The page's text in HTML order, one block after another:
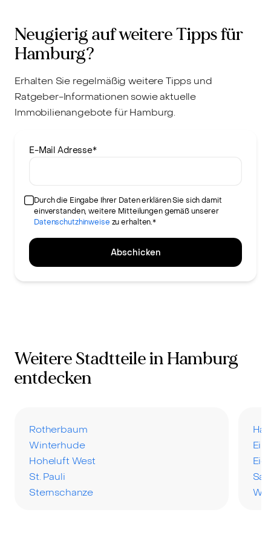
Neugierig auf weitere Tipps für
Hamburg?
Erhalten Sie regelmäßig weitere Tipps und
Ratgeber-Informationen sowie aktuelle
Immobilienangebote für Hamburg.
E-Mail Adresse*
Durch die Eingabe Ihrer Daten erklären Sie sich damit
einverstanden, weitere Mitteilungen gemäß unserer
Datenschutzhinweise zu erhalten.*
Abschicken
Weitere Stadtteile in Hamburg
entdecken
Rotherbaum
Winterhude
Hoheluft West
St. Pauli
Sternschanze